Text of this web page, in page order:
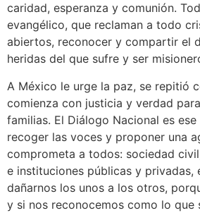
caridad, esperanza y comunión.
evangélico, que reclaman a todo
abiertos, reconocer y compartir el
heridas del que sufre y ser
A México le urge la paz, se repitió
comienza con justicia y verdad
familias. El Diálogo Nacional es
recoger las voces y proponer una
comprometa a todos: sociedad
e instituciones públicas y privadas,
dañarnos los unos a los otros,
y si nos reconocemos como lo que